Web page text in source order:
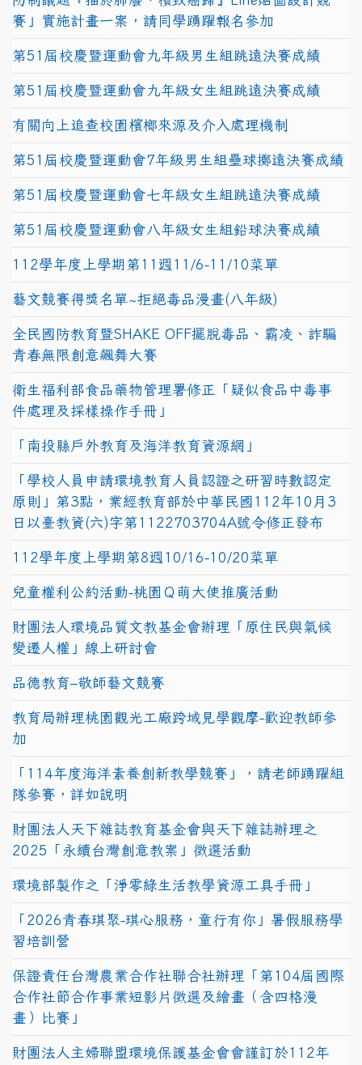
賽」實施計畫一案，請同學踴躍報名參加
第51屆校慶暨運動會九年級男生組跳遠決賽成績
第51屆校慶暨運動會九年級女生組跳遠決賽成績
有關向上追查校園檳榔來源及介入處理機制
第51屆校慶暨運動會7年級男生組壘球擲遠決賽成績
第51屆校慶暨運動會七年級女生組跳遠決賽成績
第51屆校慶暨運動會八年級女生組鉛球決賽成績
112學年度上學期第11週11/6-11/10菜單
藝文競賽得獎名單~拒絕毒品漫畫(八年級)
全民國防教育暨SHAKE OFF擺脫毒品、霸凌、詐騙
青春無限創意飆舞大賽
衛生福利部食品藥物管理署修正「疑似食品中毒事
件處理及採樣操作手冊」
「南投縣戶外教育及海洋教育資源網」
「學校人員申請環境教育人員認證之研習時數認定
原則」第3點，業經教育部於中華民國112年10月3
日以臺教資(六)字第1122703704A號令修正發布
112學年度上學期第8週10/16-10/20菜單
兒童權利公約活動-桃園Ｑ萌大使推廣活動
財團法人環境品質文教基金會辦理「原住民與氣候
變遷人權」線上研討會
品德教育–敬師藝文競賽
教育局辦理桃園觀光工廠跨域見學觀摩-歡迎教師參
加
「114年度海洋素養創新教學競賽」，請老師踴躍組
隊參賽，詳如說明
財團法人天下雜誌教育基金會與天下雜誌辦理之
2025「永續台灣創意教案」徵選活動
環境部製作之「淨零綠生活教學資源工具手冊」
「2026青春琪聚-琪心服務，童行有你」暑假服務學
習培訓營
保證責任台灣農業合作社聯合社辦理「第104屆國際
合作社節合作事業短影片徵選及繪畫（含四格漫
畫）比賽」
財團法人主婦聯盟環境保護基金會會謹訂於112年